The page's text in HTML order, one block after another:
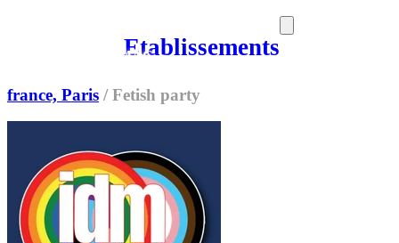
Etablissements
MAG
france, Paris / Fetish party